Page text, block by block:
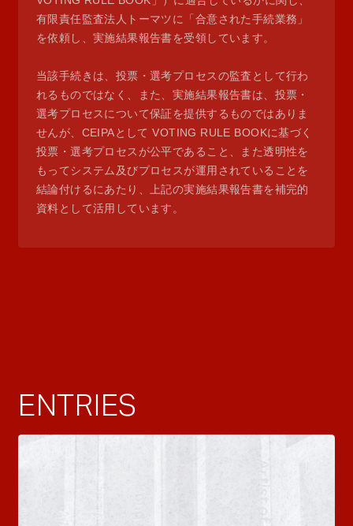
有限責任監査法人トーマツに「合意された手続業務」
を依頼し、実施結果報告書を受領しています。
当該手続きは、投票・選考プロセスの監査として行わ
れるものではなく、また、実施結果報告書は、投票・
選考プロセスについて保証を提供するものではありま
せんが、CEIPAとして VOTING RULE BOOKに基づく
投票・選考プロセスが公平であること、また透明性を
もってシステム及びプロセスが運用されていることを
結論付けるにあたり、上記の実施結果報告書を補完的
資料として活用しています。
ENTRIES